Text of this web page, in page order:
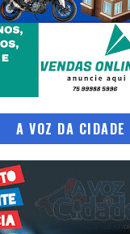
A VOZ DA CIDADE